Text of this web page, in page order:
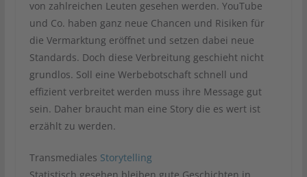
von zahlreichen Leuten gesehen werden. YouTube
und Co. haben ganz neue Chancen und Risiken für
die Vermarktung eröffnet und setzen dabei neue
Standards. Doch diese Verbreitung geschieht nicht
grundlos. Soll eine Werbebotschaft schnell und
effizient verbreitet werden muss ihre Message gut
sein. Daher braucht man eine Story die es wert ist
erzählt zu werden.
Transmediales Storytelling